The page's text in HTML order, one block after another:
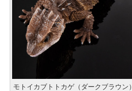
モトイカブトトカゲ（ダークブラウン）